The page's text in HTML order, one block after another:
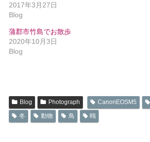
2017年3月27日
Blog
蒲郡市竹島でお散歩
2020年10月3日
Blog
Blog Photograph CanonEOSM5
冬
動物 鳥 鴎